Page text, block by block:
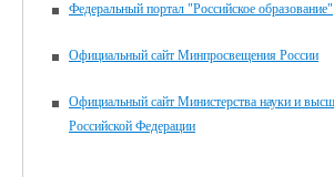
Федеральный портал "Российское образование"
Официальный сайт Минпросвещения России
Официальный сайт Министерства науки и
Российской Федерации